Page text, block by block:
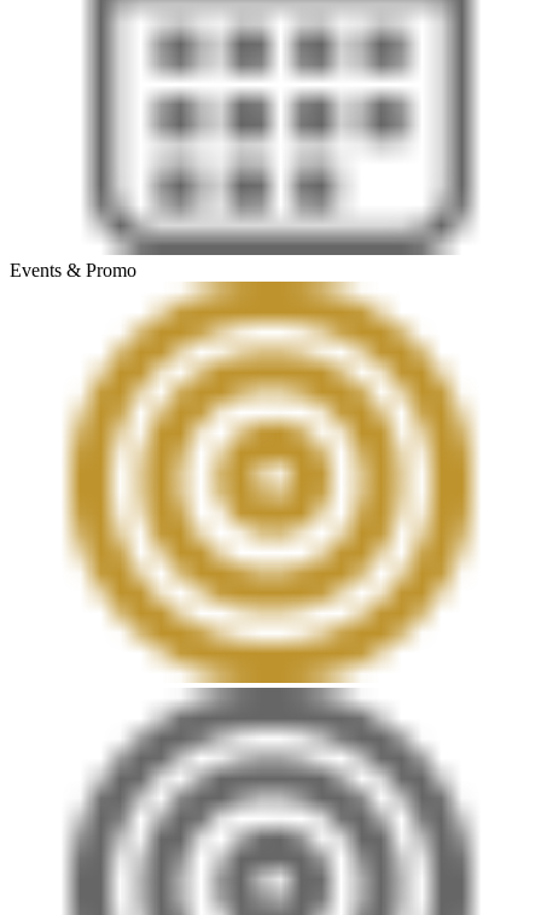
Events & Promo